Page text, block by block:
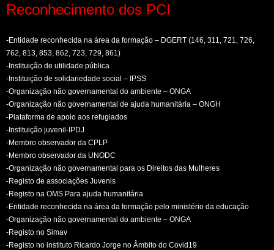
Reconhecimento dos PCI
-Entidade reconhecida na área da formação – DGERT (146, 311, 721, 726,
762, 813, 853, 862, 723, 729, 861)
-Instituição de utilidade pública
-Instituição de solidariedade social – IPSS
-Organização não governamental do ambiente – ONGA
-Organização não governamental de ajuda humanitária – ONGH
-Plataforma de apoio aos refugiados
-Instituição juvenil-IPDJ
-Membro observador da CPLP
-Membro observador da UNODC
-Organização não governamental para os Direitos das Mulheres
-Registo de associações Juvenis
-Registo na OMS Para ajuda humanitária
-Entidade reconhecida na área da formação pelo ministério da educação
-Organização não governamental do ambiente – ONGA
-Registo no Simav
-Registo no instituto Ricardo Jorge no Âmbito do Covid19